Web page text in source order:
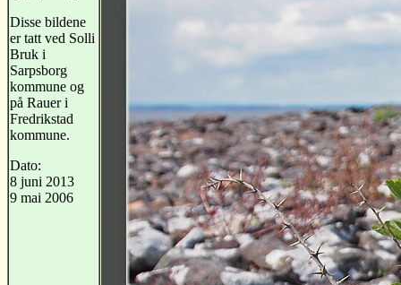
Disse bildene
er tatt ved Solli
Bruk i
Sarpsborg
kommune og
på Rauer i
Fredrikstad
kommune.
Dato:
8 juni 2013
9 mai 2006